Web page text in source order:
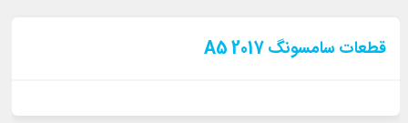
قطعات سامسونگ A5 2017